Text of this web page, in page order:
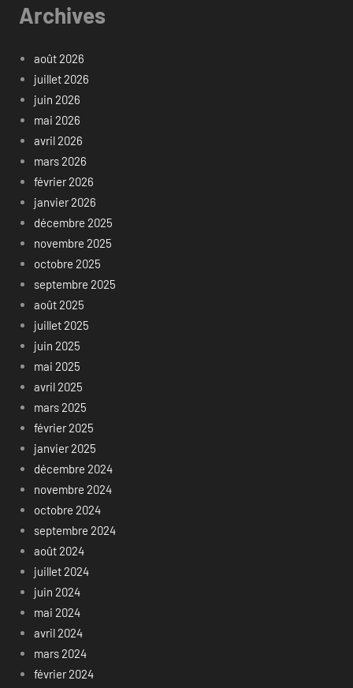
Archives
août 2026
juillet 2026
juin 2026
mai 2026
avril 2026
mars 2026
février 2026
janvier 2026
décembre 2025
novembre 2025
octobre 2025
septembre 2025
août 2025
juillet 2025
juin 2025
mai 2025
avril 2025
mars 2025
février 2025
janvier 2025
décembre 2024
novembre 2024
octobre 2024
septembre 2024
août 2024
juillet 2024
juin 2024
mai 2024
avril 2024
mars 2024
février 2024